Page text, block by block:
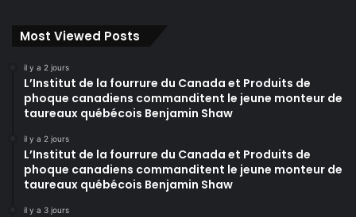
Most Viewed Posts
il y a 2 jours
L’Institut de la fourrure du Canada et Produits de
phoque canadiens commanditent le jeune monteur de
taureaux québécois Benjamin Shaw
il y a 2 jours
L’Institut de la fourrure du Canada et Produits de
phoque canadiens commanditent le jeune monteur de
taureaux québécois Benjamin Shaw
il y a 3 jours